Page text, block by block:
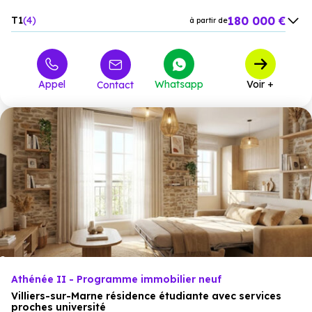
T1 4 à partir de180 000 €
à partir de 274 300 €
à partir de 358 700 €
Appel Contact Whatsapp Voir +
Athénée II - Programme immobilier neuf
Villiers-sur-Marne résidence étudiante avec services
proches université